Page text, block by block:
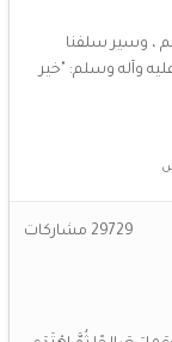
8 مايو 6:54 م
له
للمنتدى جدا
، وسير سلفنا
وآله وسلم: "خير
29729 مشاركات